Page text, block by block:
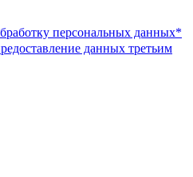
персональных данных*
данных третьим